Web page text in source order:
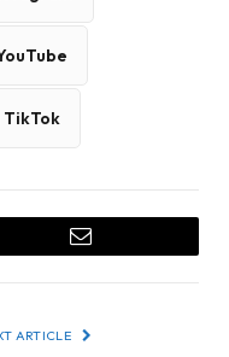
TikTok
Email
ARTICLE